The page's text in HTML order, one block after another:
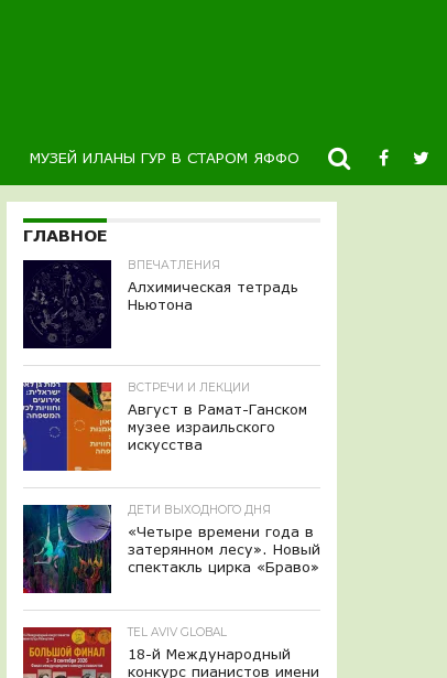
МУЗЕЙ ИЛАНЫ ГУР В СТАРОМ ЯФФО НОВОСТИ
ГЛАВНОЕ
ВПЕЧАТЛЕНИЯ
Алхимическая тетрадь
Ньютона
ВСТРЕЧИ И ЛЕКЦИИ
Август в Рамат-Ганском
музее израильского
искусства
ДЕТИ ВЫХОДНОГО ДНЯ
«Четыре времени года в
затерянном лесу». Новый
спектакль цирка «Браво»
TEL AVIV GLOBAL
18-й Международный
конкурс пианистов имени